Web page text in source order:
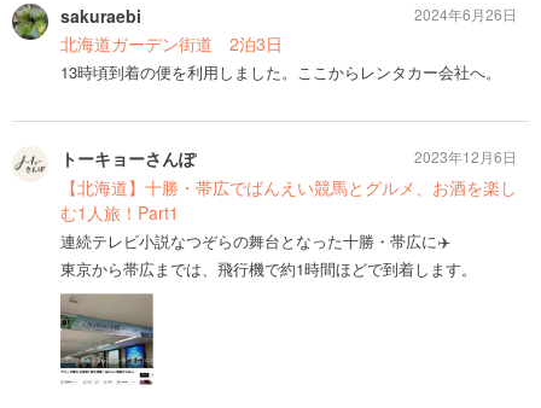
sakuraebi
北海道ガーデン街道 2泊3日
13時頃到着の便を利用しました。ここからレンタカー会社へ。
2024年6月26日
トーキョーさんぽ
【北海道】十勝・帯広でばんえい競馬とグルメ、お酒を楽し
む1人旅！Part1
連続テレビ小説なつぞらの舞台となった十勝・帯広に✈️
東京から帯広までは、飛行機で約1時間ほどで到着します。
2023年12月6日